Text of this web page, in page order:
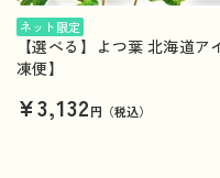
ネット限定
【選べる】よつ葉 北海道
凍便】
¥3,132円（税込）